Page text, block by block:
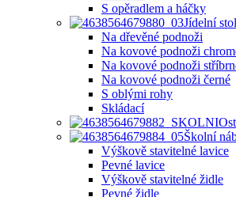
S opěradlem a háčky
Jídelní
Na dřevěné podnoži
Na kovové podnoži
Na kovové podnoži
Na kovové podnoži černé
S oblými rohy
Skládací
Školní
Výškově stavitelné lavice
Pevné lavice
Výškově stavitelné židle
Pevné židle